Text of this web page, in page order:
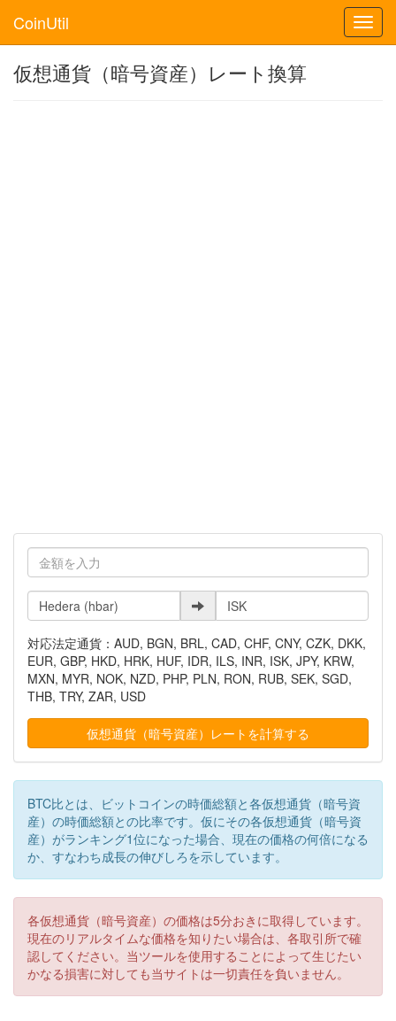
CoinUtil
仮想通貨（暗号資産）レート換算
対応法定通貨：AUD, BGN, BRL, CAD, CHF, CNY, CZK, DKK,
EUR, GBP, HKD, HRK, HUF, IDR, ILS, INR, ISK, JPY, KRW,
MXN, MYR, NOK, NZD, PHP, PLN, RON, RUB, SEK, SGD,
THB, TRY, ZAR, USD
BTC比とは、ビットコインの時価総額と各仮想通貨（暗号資
産）の時価総額との比率です。仮にその各仮想通貨（暗号資
産）がランキング1位になった場合、現在の価格の何倍になる
か、すなわち成長の伸びしろを示しています。
各仮想通貨（暗号資産）の価格は5分おきに取得しています。
現在のリアルタイムな価格を知りたい場合は、各取引所で確
認してください。当ツールを使用することによって生じたい
かなる損害に対しても当サイトは一切責任を負いません。